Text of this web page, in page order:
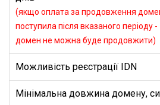
(якщо оплата за продовження
поступила після вказаного періоду -
домен не можна буде продовжити)
Можливість реєстрації IDN
Мінімальна довжина домену,